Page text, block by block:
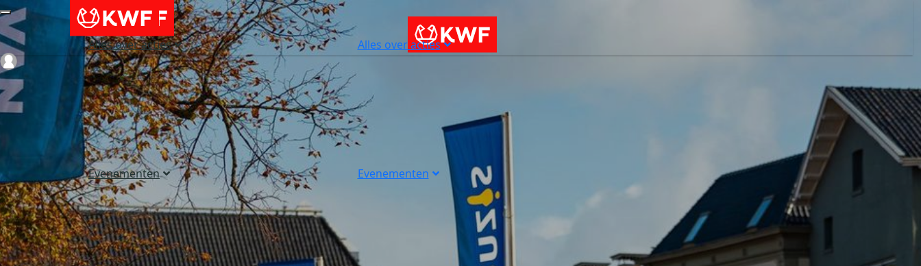
Alles over acties
Evenementen
Alles over acties
Evenementen
Login